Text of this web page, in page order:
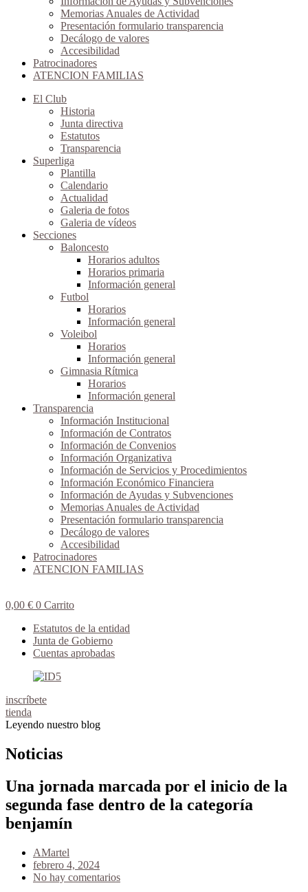
Memorias Anuales de Actividad
Presentación formulario transparencia
Decálogo de valores
Accesibilidad
Patrocinadores
ATENCION FAMILIAS
El Club
Historia
Junta directiva
Estatutos
Transparencia
Superliga
Plantilla
Calendario
Actualidad
Galeria de fotos
Galeria de vídeos
Secciones
Baloncesto
Horarios adultos
Horarios primaria
Información general
Futbol
Horarios
Información general
Voleibol
Horarios
Información general
Gimnasia Rítmica
Horarios
Información general
Transparencia
Información Institucional
Información de Contratos
Información de Convenios
Información Organizativa
Información de Servicios y Procedimientos
Información Económico Financiera
Información de Ayudas y Subvenciones
Memorias Anuales de Actividad
Presentación formulario transparencia
Decálogo de valores
Accesibilidad
Patrocinadores
ATENCION FAMILIAS
0,00 € 0 Carrito
Estatutos de la entidad
Junta de Gobierno
Cuentas aprobadas
inscríbete
tienda
Leyendo nuestro blog
Noticias
Una jornada marcada por el inicio de la
segunda fase dentro de la categoría
benjamín
AMartel
febrero 4, 2024
No hay comentarios